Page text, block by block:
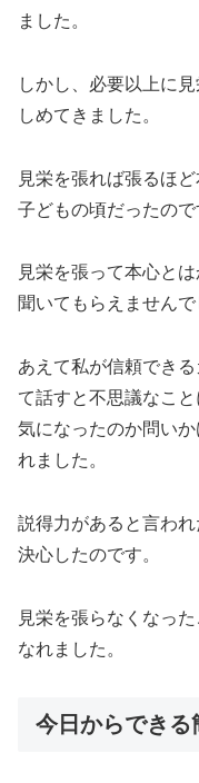
ました。
しかし、必要以上に
しめてきました。
見栄を張れば張るほ
子どもの頃だったので
見栄を張って本心と
聞いてもらえませんで
あえて私が信頼でき
て話すと不思議なこ
気になったのか問い
れました。
説得力があると言わ
決心したのです。
見栄を張らなくなっ
なれました。
今日からできる